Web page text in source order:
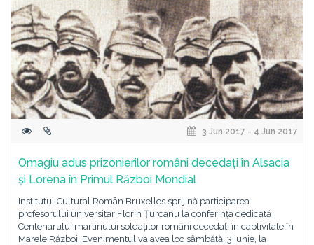
3 Jun 2017 - 4 Jun 2017
Omagiu adus prizonierilor români decedați în Alsacia
și Lorena în Primul Război Mondial
Institutul Cultural Român Bruxelles sprijină participarea
profesorului universitar Florin Ţurcanu la conferința dedicată
Centenarului martiriului soldaților români decedați în captivitate în
Marele Război. Evenimentul va avea loc sâmbătă, 3 iunie, la